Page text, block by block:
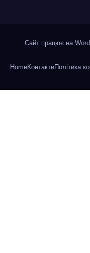
Сайт працює на
HomeКонтактиПолітика